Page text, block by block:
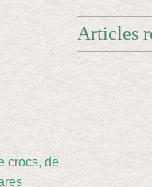
Articles